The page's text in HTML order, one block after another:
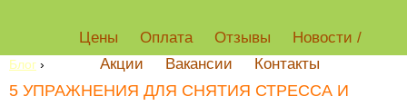
Цены Оплата Отзывы
Новости /
Акции
Вакансии Контакты
Блог ›
5 УПРАЖНЕНИЯ ДЛЯ СНЯТИЯ СТРЕССА И